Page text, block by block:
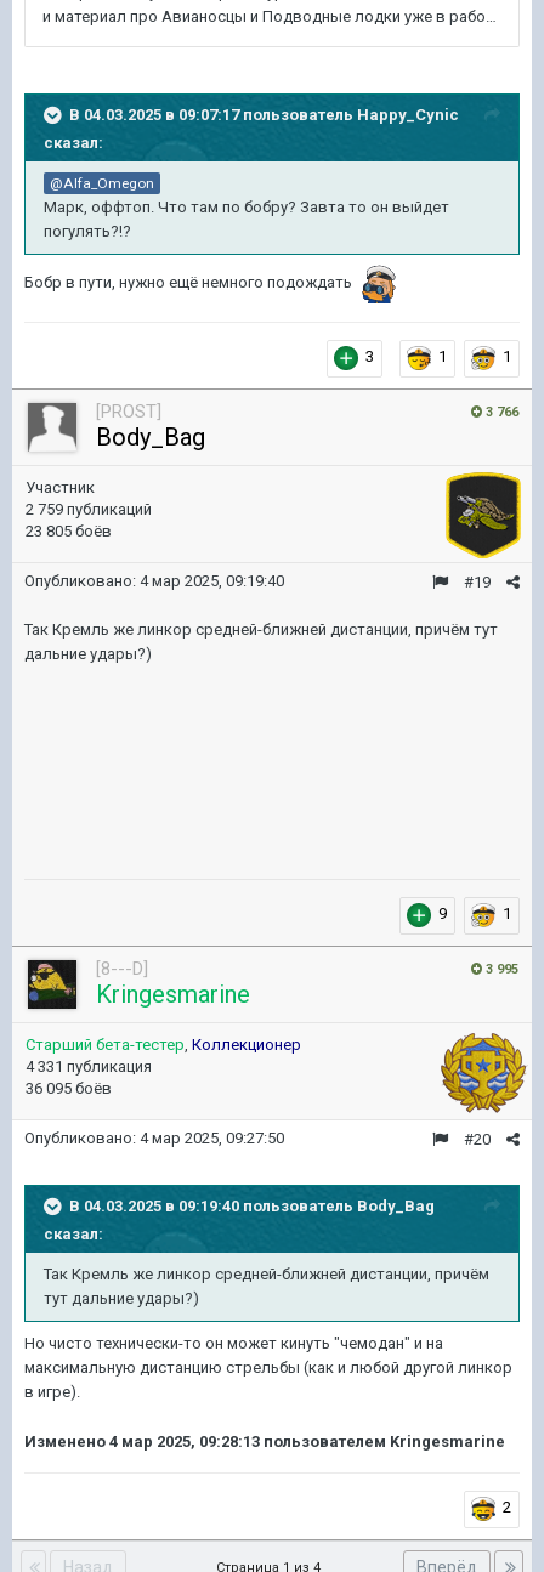
В 04.03.2025 в 09:07:17 пользователь Happy_Cynic
сказал:
@Alfa_Omegon
Марк, оффтоп. Что там по бобру? Завта то он выйдет
погулять?!?
Бобр в пути, нужно ещё немного подождать
3 1 1
3 766
[PROST]
Body_Bag
Участник
2 759 публикаций
23 805 боёв
#19
Опубликовано: 4 мар 2025, 09:19:40
Так Кремль же линкор средней-ближней дистанции, причëм тут
дальние удары?)
9 1
3 995
[8---D]
Kringesmarine
Старший бета-тестер, Коллекционер
4 331 публикация
36 095 боёв
#20
Опубликовано: 4 мар 2025, 09:27:50
В 04.03.2025 в 09:19:40 пользователь Body_Bag
сказал:
Так Кремль же линкор средней-ближней дистанции, причëм
тут дальние удары?)
Но чисто технически-то он может кинуть "чемодан" и на
максимальную дистанцию стрельбы (как и любой другой линкор
в игре).
Изменено 4 мар 2025, 09:28:13 пользователем Kringesmarine
2
Назад Вперёд
Страница 1 из 4